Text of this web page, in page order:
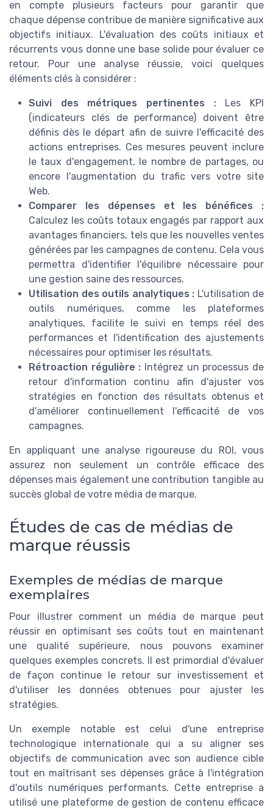
en compte plusieurs facteurs pour garantir que
chaque dépense contribue de manière significative aux
objectifs initiaux. L'évaluation des coûts initiaux et
récurrents vous donne une base solide pour évaluer ce
retour. Pour une analyse réussie, voici quelques
éléments clés à considérer :
Suivi des métriques pertinentes : Les KPI
(indicateurs clés de performance) doivent être
définis dès le départ afin de suivre l'efficacité des
actions entreprises. Ces mesures peuvent inclure
le taux d'engagement, le nombre de partages, ou
encore l'augmentation du trafic vers votre site
Web.
Comparer les dépenses et les bénéfices :
Calculez les coûts totaux engagés par rapport aux
avantages financiers, tels que les nouvelles ventes
générées par les campagnes de contenu. Cela vous
permettra d'identifier l'équilibre nécessaire pour
une gestion saine des ressources.
Utilisation des outils analytiques : L'utilisation de
outils numériques, comme les plateformes
analytiques, facilite le suivi en temps réel des
performances et l'identification des ajustements
nécessaires pour optimiser les résultats.
Rétroaction régulière : Intégrez un processus de
retour d'information continu afin d'ajuster vos
stratégies en fonction des résultats obtenus et
d'améliorer continuellement l'efficacité de vos
campagnes.
En appliquant une analyse rigoureuse du ROI, vous
assurez non seulement un contrôle efficace des
dépenses mais également une contribution tangible au
succès global de votre média de marque.
Études de cas de médias de
marque réussis
Exemples de médias de marque
exemplaires
Pour illustrer comment un média de marque peut
réussir en optimisant ses coûts tout en maintenant
une qualité supérieure, nous pouvons examiner
quelques exemples concrets. Il est primordial d'évaluer
de façon continue le retour sur investissement et
d'utiliser les données obtenues pour ajuster les
stratégies.
Un exemple notable est celui d'une entreprise
technologique internationale qui a su aligner ses
objectifs de communication avec son audience cible
tout en maîtrisant ses dépenses grâce à l'intégration
d'outils numériques performants. Cette entreprise a
utilisé une plateforme de gestion de contenu efficace